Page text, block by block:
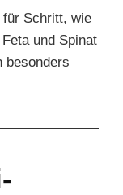
Schritt, wie
und Spinat
besonders